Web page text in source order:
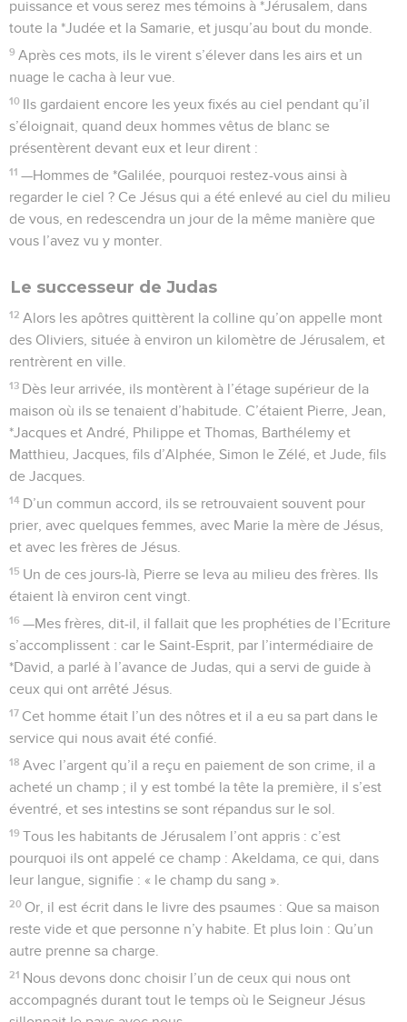
puissance et vous serez mes témoins à *Jérusalem, dans
toute la *Judée et la Samarie, et jusqu’au bout du monde.
9 Après ces mots, ils le virent s’élever dans les airs et un
nuage le cacha à leur vue.
10 Ils gardaient encore les yeux fixés au ciel pendant qu’il
s’éloignait, quand deux hommes vêtus de blanc se
présentèrent devant eux et leur dirent :
11 —Hommes de *Galilée, pourquoi restez-vous ainsi à
regarder le ciel ? Ce Jésus qui a été enlevé au ciel du milieu
de vous, en redescendra un jour de la même manière que
vous l’avez vu y monter.
Le successeur de Judas
12 Alors les apôtres quittèrent la colline qu’on appelle mont
des Oliviers, située à environ un kilomètre de Jérusalem, et
rentrèrent en ville.
13 Dès leur arrivée, ils montèrent à l’étage supérieur de la
maison où ils se tenaient d’habitude. C’étaient Pierre, Jean,
*Jacques et André, Philippe et Thomas, Barthélemy et
Matthieu, Jacques, fils d’Alphée, Simon le Zélé, et Jude, fils
de Jacques.
14 D’un commun accord, ils se retrouvaient souvent pour
prier, avec quelques femmes, avec Marie la mère de Jésus,
et avec les frères de Jésus.
15 Un de ces jours-là, Pierre se leva au milieu des frères. Ils
étaient là environ cent vingt.
16 —Mes frères, dit-il, il fallait que les prophéties de l’Ecriture
s’accomplissent : car le Saint-Esprit, par l’intermédiaire de
*David, a parlé à l’avance de Judas, qui a servi de guide à
ceux qui ont arrêté Jésus.
17 Cet homme était l’un des nôtres et il a eu sa part dans le
service qui nous avait été confié.
18 Avec l’argent qu’il a reçu en paiement de son crime, il a
acheté un champ ; il y est tombé la tête la première, il s’est
éventré, et ses intestins se sont répandus sur le sol.
19 Tous les habitants de Jérusalem l’ont appris : c’est
pourquoi ils ont appelé ce champ : Akeldama, ce qui, dans
leur langue, signifie : « le champ du sang ».
20 Or, il est écrit dans le livre des psaumes : Que sa maison
reste vide et que personne n’y habite. Et plus loin : Qu’un
autre prenne sa charge.
21 Nous devons donc choisir l’un de ceux qui nous ont
accompagnés durant tout le temps où le Seigneur Jésus